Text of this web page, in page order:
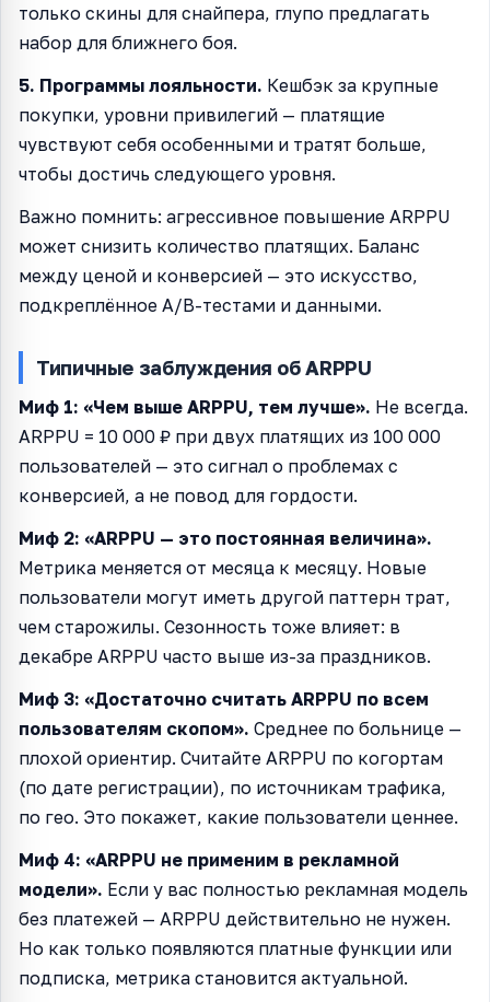
только скины для снайпера, глупо предлагать
набор для ближнего боя.
5. Программы лояльности. Кешбэк за крупные
покупки, уровни привилегий — платящие
чувствуют себя особенными и тратят больше,
чтобы достичь следующего уровня.
Важно помнить: агрессивное повышение ARPPU
может снизить количество платящих. Баланс
между ценой и конверсией — это искусство,
подкреплённое A/B-тестами и данными.
Типичные заблуждения об ARPPU
Миф 1: «Чем выше ARPPU, тем лучше». Не всегда.
ARPPU = 10 000 ₽ при двух платящих из 100 000
пользователей — это сигнал о проблемах с
конверсией, а не повод для гордости.
Миф 2: «ARPPU — это постоянная величина».
Метрика меняется от месяца к месяцу. Новые
пользователи могут иметь другой паттерн трат,
чем старожилы. Сезонность тоже влияет: в
декабре ARPPU часто выше из-за праздников.
Миф 3: «Достаточно считать ARPPU по всем
пользователям скопом». Среднее по больнице —
плохой ориентир. Считайте ARPPU по когортам
(по дате регистрации), по источникам трафика,
по гео. Это покажет, какие пользователи ценнее.
Миф 4: «ARPPU не применим в рекламной
модели». Если у вас полностью рекламная модель
без платежей — ARPPU действительно не нужен.
Но как только появляются платные функции или
подписка, метрика становится актуальной.